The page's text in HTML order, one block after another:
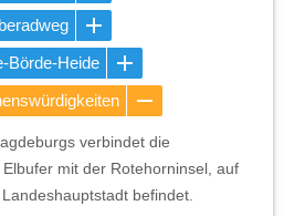
Börde-Heide
verbindet die
mit der Rotehorninsel, auf
befindet.